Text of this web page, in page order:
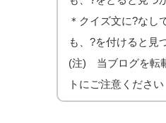
＊クイズ文に?なし
も、?を付けると見
(注) 当ブログを転
トにご注意ください